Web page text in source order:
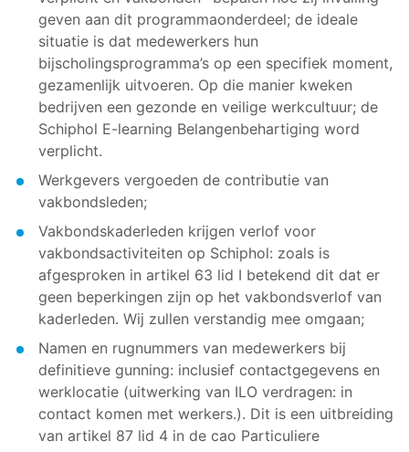
geven aan dit programmaonderdeel; de ideale
situatie is dat medewerkers hun
bijscholingsprogramma’s op een specifiek moment,
gezamenlijk uitvoeren. Op die manier kweken
bedrijven een gezonde en veilige werkcultuur; de
Schiphol E-learning Belangenbehartiging word
verplicht.
Werkgevers vergoeden de contributie van
vakbondsleden;
Vakbondskaderleden krijgen verlof voor
vakbondsactiviteiten op Schiphol: zoals is
afgesproken in artikel 63 lid I betekend dit dat er
geen beperkingen zijn op het vakbondsverlof van
kaderleden. Wij zullen verstandig mee omgaan;
Namen en rugnummers van medewerkers bij
definitieve gunning: inclusief contactgegevens en
werklocatie (uitwerking van ILO verdragen: in
contact komen met werkers.). Dit is een uitbreiding
van artikel 87 lid 4 in de cao Particuliere